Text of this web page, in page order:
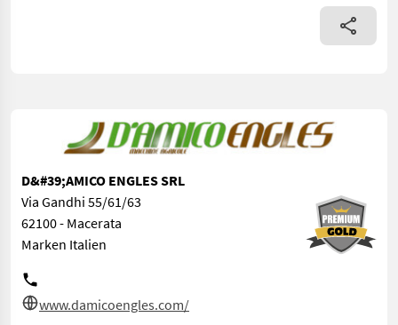
D&#39;AMICO ENGLES SRL
Via Gandhi 55/61/63
62100 - Macerata
Marken Italien
www.damicoengles.com/